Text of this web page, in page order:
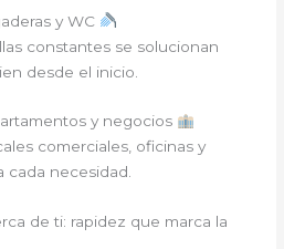
y WC
constantes se solucionan
desde el inicio.
y negocios
comerciales, oficinas y
cada necesidad.
de ti: rapidez que marca la